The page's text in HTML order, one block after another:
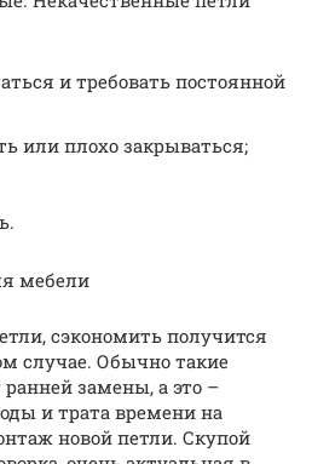
и требовать постоянной
или плохо закрываться;
мебели
сэкономить получится
случае. Обычно такие
замены, а это –
и трата времени на
новой петли. Скупой